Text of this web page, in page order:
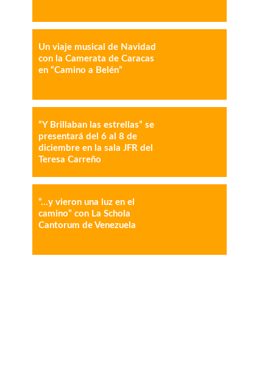
Un viaje musical de Navidad
con la Camerata de Caracas
en “Camino a Belén”
“Y Brillaban las estrellas” se
presentará del 6 al 8 de
diciembre en la sala JFR del
Teresa Carreño
“…y vieron una luz en el
camino” con La Schola
Cantorum de Venezuela